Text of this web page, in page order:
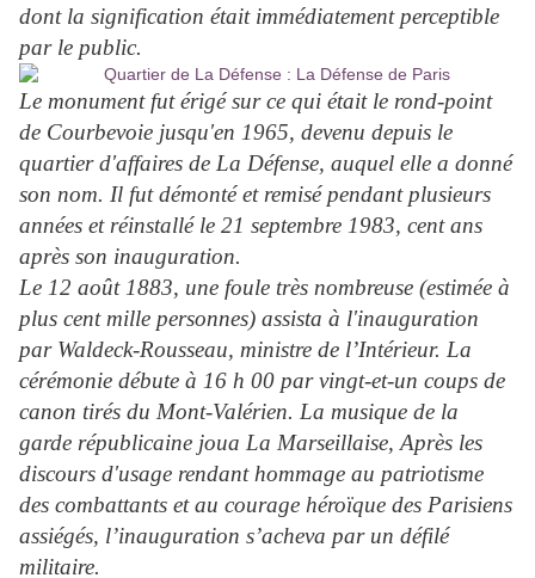
dont la signification était immédiatement perceptible
par le public.
Le monument fut érigé sur ce qui était le rond-point
de Courbevoie jusqu'en 1965, devenu depuis le
quartier d'affaires de La Défense, auquel elle a donné
son nom. Il fut démonté et remisé pendant plusieurs
années et réinstallé le 21 septembre 1983, cent ans
après son inauguration.
Le 12 août 1883, une foule très nombreuse (estimée à
plus cent mille personnes) assista à l'inauguration
par Waldeck-Rousseau, ministre de l’Intérieur. La
cérémonie débute à 16 h 00 par vingt-et-un coups de
canon tirés du Mont-Valérien. La musique de la
garde républicaine joua La Marseillaise, Après les
discours d'usage rendant hommage au patriotisme
des combattants et au courage héroïque des Parisiens
assiégés, l’inauguration s’acheva par un défilé
militaire.